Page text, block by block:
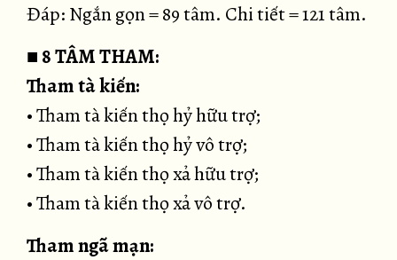
Đáp: Ngắn gọn = 89 tâm. Chi tiết = 121 tâm.
■ 8 TÂM THAM:
Tham tà kiến:
• Tham tà kiến thọ hỷ hữu trợ;
• Tham tà kiến thọ hỷ vô trợ;
• Tham tà kiến thọ xả hữu trợ;
• Tham tà kiến thọ xả vô trợ.
Tham ngã mạn: